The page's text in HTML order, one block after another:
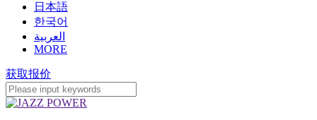
日本語
한국어
العربية
MORE
获取报价